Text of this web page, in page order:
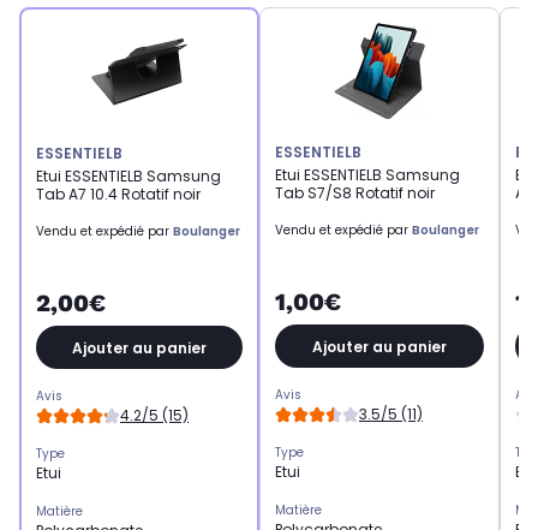
ESSENTIELB
Etui ESSENTIELB Samsung
Tab A7 10.4 Rotatif noir
Vendu et expédié par Boulanger
2,00€
Ajouter au panier
Avis
4.2/5 (15)
Type
Etui
Matière
ESSENTIELB
Etui ESSENTIELB Samsung
Tab S7/S8 Rotatif noir
Vendu et expédié par Boulanger
1,00€
Ajouter au panier
Avis
3.5/5 (11)
Type
Etui
Matière